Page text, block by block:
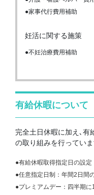
●家事代行費用補助
妊活に関する施策
●不妊治療費用補助
有給休暇について
完全土日休暇に加え､有
の取り組みを行っていま
●有給休暇取得指定日の設
●任意指定日制：年間2日間
●プレミアムデー：四半期